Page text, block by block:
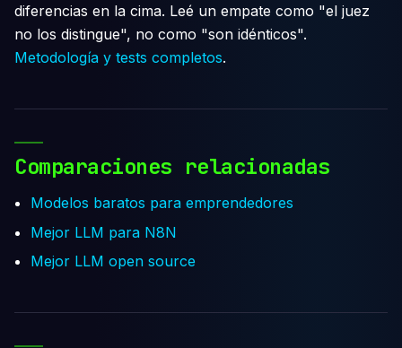
diferencias en la cima. Leé un empate como "el juez
no los distingue", no como "son idénticos".
Metodología y tests completos.
Comparaciones relacionadas
Modelos baratos para emprendedores
Mejor LLM para N8N
Mejor LLM open source